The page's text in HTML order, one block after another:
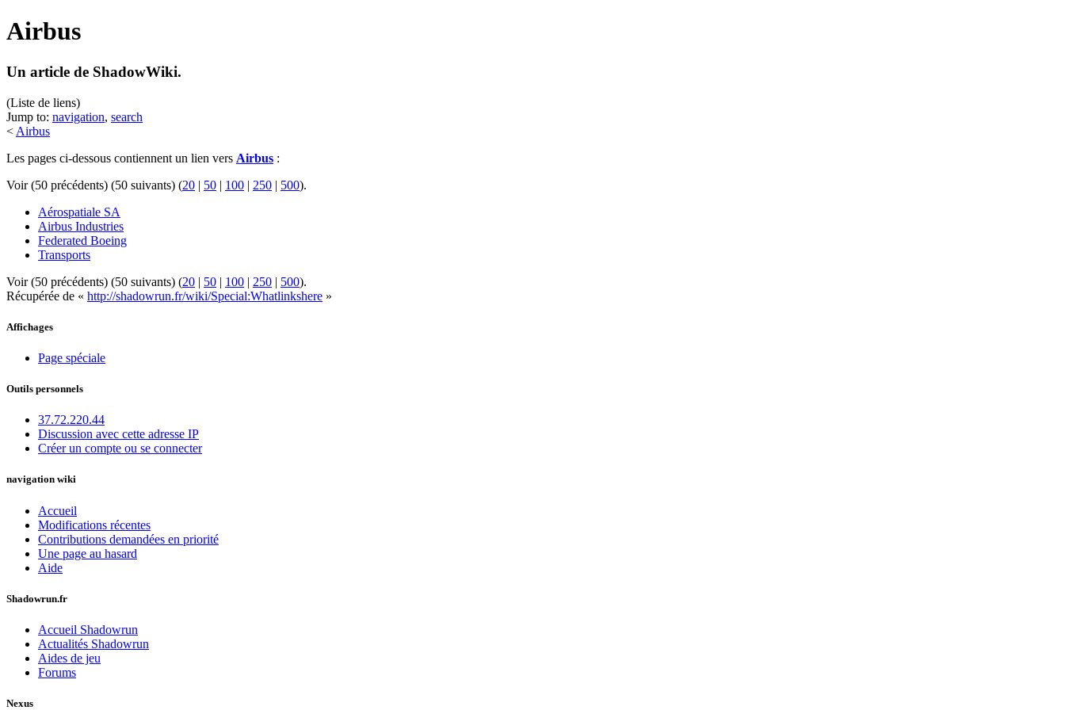
Airbus
Un article de ShadowWiki.
(Liste de liens)
Jump to: navigation, search
< Airbus
Les pages ci-dessous contiennent un lien vers Airbus :
Voir (50 précédents) (50 suivants) (20 | 50 | 100 | 250 | 500).
Aérospatiale SA
Airbus Industries
Federated Boeing
Transports
Voir (50 précédents) (50 suivants) (20 | 50 | 100 | 250 | 500).
Récupérée de « http://shadowrun.fr/wiki/Special:Whatlinkshere »
Affichages
Page spéciale
Outils personnels
37.72.220.44
Discussion avec cette adresse IP
Créer un compte ou se connecter
navigation wiki
Accueil
Modifications récentes
Contributions demandées en priorité
Une page au hasard
Aide
Shadowrun.fr
Accueil Shadowrun
Actualités Shadowrun
Aides de jeu
Forums
Nexus